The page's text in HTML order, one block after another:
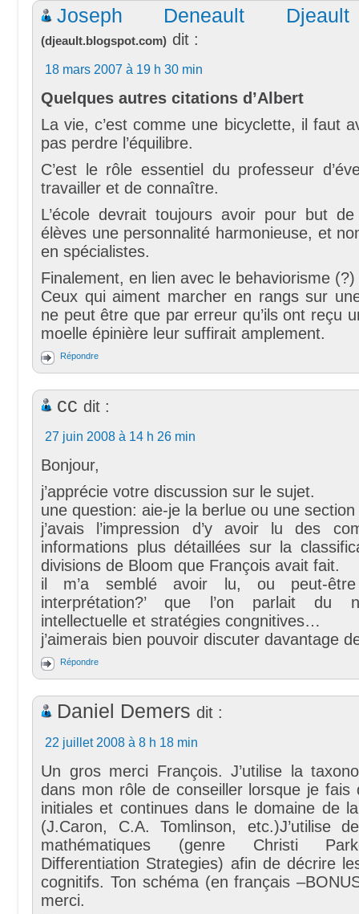
Joseph Deneault
(djeault.blogspot.com) dit :
18 mars 2007 à 19 h 30 min
Quelques autres citations d’Albert
La vie, c’est comme une bicyclette, il faut
pas perdre l’équilibre.
C’est le rôle essentiel du professeur
travailler et de connaître.
L’école devrait toujours avoir pour but
élèves une personnalité harmonieuse, et
en spécialistes.
Finalement, en lien avec le behaviorisme (?)
Ceux qui aiment marcher en rangs sur
ne peut être que par erreur qu’ils ont reçu
moelle épinière leur suffirait amplement.
Répondre
cc dit :
27 juin 2008 à 14 h 26 min
Bonjour,
j’apprécie votre discussion sur le sujet.
une question: aie-je la berlue ou une
j’avais l’impression d’y avoir lu des
informations plus détaillées sur la
divisions de Bloom que François avait fait.
il m’a semblé avoir lu, ou peut-
interprétation?’ que l’on parlait du
intellectuelle et stratégies congnitives…
j’aimerais bien pouvoir discuter davantage
Répondre
Daniel Demers dit :
22 juillet 2008 à 8 h 18 min
Un gros merci François. J’utilise la
dans mon rôle de conseiller lorsque je fais
initiales et continues dans le domaine de
(J.Caron, C.A. Tomlinson, etc.)J’utilise
mathématiques (genre Christi
Differentiation Strategies) afin de décrire
cognitifs. Ton schéma (en français
merci.